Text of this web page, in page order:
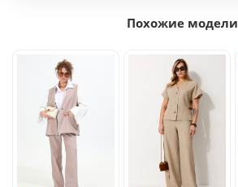
Похожие модели